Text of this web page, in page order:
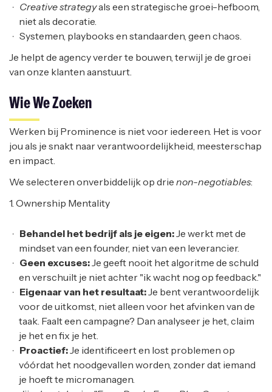
Creative strategyals een strategische groei-hefboom,
niet als decoratie.
Systemen, playbooks en standaarden, geen chaos.
Je helpt de agency verder te bouwen, terwijl je de groei
van onze klanten aanstuurt.
Wie We Zoeken
Werken bij Prominence is niet voor iedereen. Het is voor
jou als je snakt naar verantwoordelijkheid, meesterschap
en impact.
We selecteren onverbiddelijk op drie non-negotiables:
1. Ownership Mentality
Behandel het bedrijf als je eigen:Je werkt met de
mindset van een founder, niet van een leverancier.
Geen excuses:Je geeft nooit het algoritme de schuld
en verschuilt je niet achter "ik wacht nog op feedback."
Eigenaar van het resultaat:Je bent verantwoordelijk
voor de uitkomst, niet alleen voor het afvinken van de
taak. Faalt een campagne? Dan analyseer je het, claim
je het en fix je het.
Proactief:Je identificeert en lost problemen op
vóórdat het noodgevallen worden, zonder dat iemand
je hoeft te micromanagen.